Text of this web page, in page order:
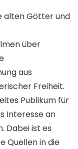
alten Götter und
über
aus
Freiheit.
Publikum für
Interesse an
Dabei ist es
Quellen in die